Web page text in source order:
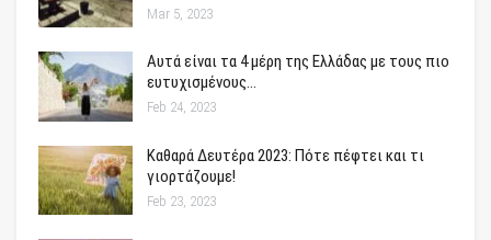
Mar 5, 2023
Αυτά είναι τα 4 μέρη της Ελλάδας με τους πιο
ευτυχισμένους…
Feb 24, 2023
Καθαρά Δευτέρα 2023: Πότε πέφτει και τι
γιορτάζουμε!
Feb 23, 2023